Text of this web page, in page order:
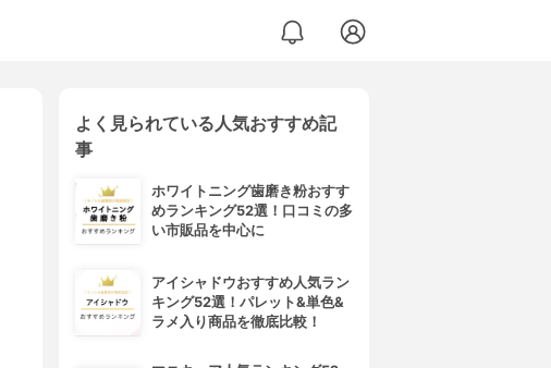
よく見られている人気おすすめ記
事
ホワイトニング歯磨き粉おすす
めランキング52選！口コミの多
い市販品を中心に
アイシャドウおすすめ人気ラン
キング52選！パレット&単色&
ラメ入り商品を徹底比較！